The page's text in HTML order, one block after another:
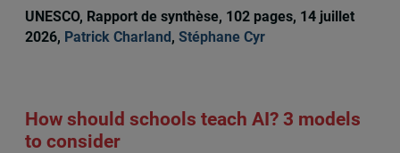
UNESCO, Rapport de synthèse, 102 pages, 14 juillet
2026, Patrick Charland, Stéphane Cyr
How should schools teach AI? 3 models
to consider